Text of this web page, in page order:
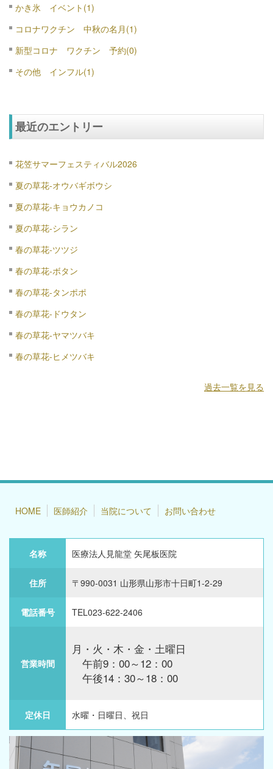
かき氷 イベント(1)
コロナワクチン 中秋の名月(1)
新型コロナ ワクチン 予約(0)
その他 インフル(1)
最近のエントリー
花笠サマーフェスティバル2026
夏の草花-オウバギボウシ
夏の草花-キョウカノコ
夏の草花-シラン
春の草花-ツツジ
春の草花-ボタン
春の草花-タンポポ
春の草花-ドウタン
春の草花-ヤマツバキ
春の草花-ヒメツバキ
過去一覧を見る
HOME 医師紹介 当院について お問い合わせ
名称 医療法人見龍堂 矢尾板医院
住所 〒990-0031 山形県山形市十日町1-2-29
電話番号 TEL023-622-2406
営業時間
月・火・木・金・土曜日
午前9：00～12：00
午後14：30～18：00
定休日 水曜・日曜日、祝日